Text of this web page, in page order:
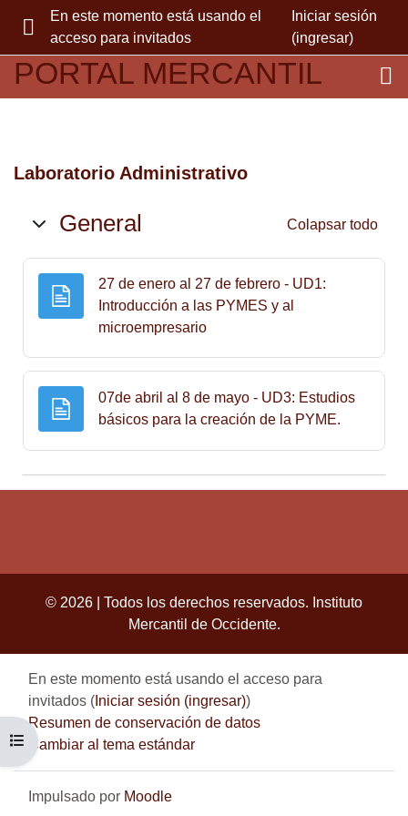
Saltar al contenido principal
PÁNEL LATERAL
En este momento está usando el
acceso para invitados
Iniciar sesión
(ingresar)
PORTAL MERCANTIL
ABRIR ÍNDICE DEL CURSO
Laboratorio Administrativo
Esquema semanal
General Colapsar todo
27 de enero al 27 de febrero - UD1:
Introducción a las PYMES y al
microempresarioPágina
07de abril al 8 de mayo - UD3: Estudios
básicos para la creación de la PYME.
© 2026 | Todos los derechos reservados. Instituto
Mercantil de Occidente.
En este momento está usando el acceso para
invitados ( Iniciar sesión (ingresar))
Resumen de conservación de datos
Cambiar al tema estándar
Impulsado por Moodle